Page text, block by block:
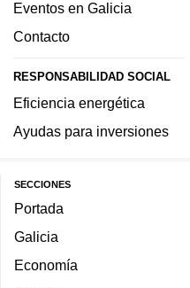
Eventos en Galicia
Contacto
RESPONSABILIDAD SOCIAL
Eficiencia energética
Ayudas para inversiones
SECCIONES
Portada
Galicia
Economía